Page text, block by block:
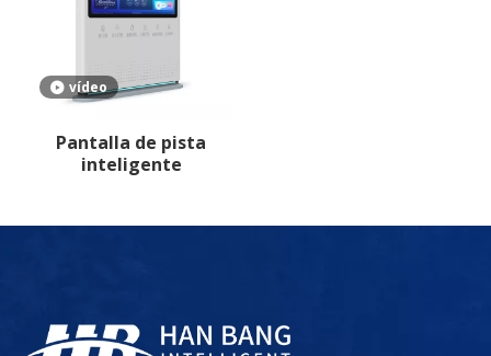
vídeo
Pantalla de pista
inteligente